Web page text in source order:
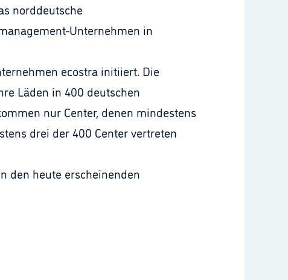
norddeutsche
Unternehmen in
ecostra initiiert. Die
Läden in 400 deutschen
nur Center, denen mindestens
drei der 400 Center vertreten
den heute erscheinenden